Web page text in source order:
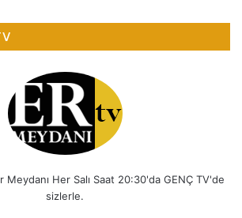
Her Salı Saat 20:30'da GENÇ TV'de
sizlerle.